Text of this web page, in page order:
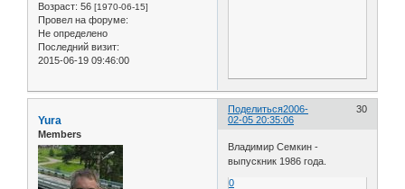
Возраст: 56 [1970-06-15]
Провел на форуме:
Не определено
Последний визит:
2015-06-19 09:46:00
Поделиться 30
2006-
02-05 20:35:06
Yura
Members
Владимир Семкин -
выпускник 1986 года.
0